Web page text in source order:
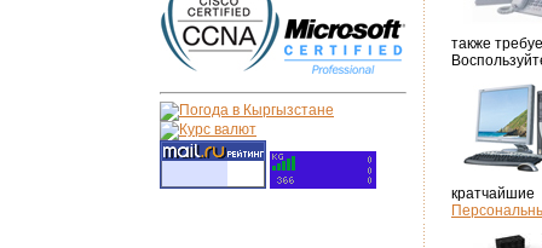
также